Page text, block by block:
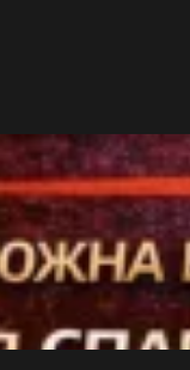
BCAA
L-карнитин
Витамины и
Креатин
Протеин
Боксерские